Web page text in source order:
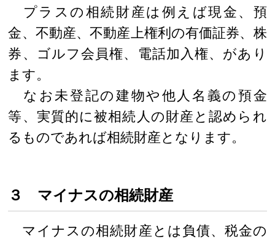
プラスの相続財産は例えば現金、預
金、不動産、不動産上権利の有価証券、株
券、ゴルフ会員権、電話加入権、があり
ます。
なお未登記の建物や他人名義の預金
等、実質的に被相続人の財産と認められ
るものであれば相続財産となります。
３ マイナスの相続財産
マイナスの相続財産とは負債、税金の